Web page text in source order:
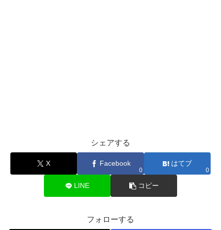
シェアする
X Facebook
0
はてブ
0
LINE コピー
フォローする